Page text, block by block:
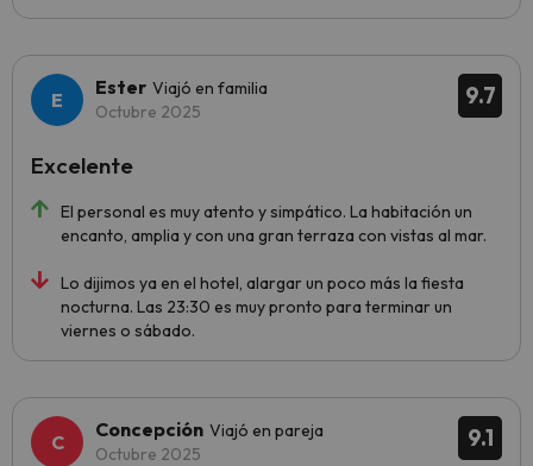
9.7
Ester Viajó en familia
Octubre 2025
El personal es muy atento y simpático. La habitación un
encanto, amplia y con una gran terraza con vistas al mar.
Lo dijimos ya en el hotel, alargar un poco más la fiesta
nocturna. Las 23:30 es muy pronto para terminar un
viernes o sábado.
Excelente
9.1
Concepción Viajó en pareja
Octubre 2025